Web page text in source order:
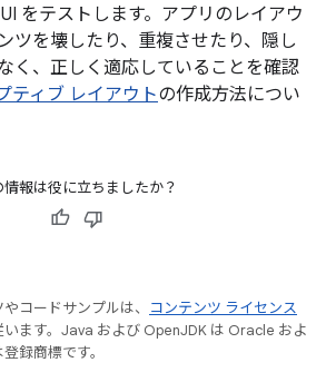
をテストします。アプリのレイアウ
ツを壊したり、重複させたり、隠し
く、正しく適応していることを確認
ティブ レイアウトの作成方法につい
情報は役に立ちましたか？
コードサンプルは、
コンテンツ ライセンス
ます。Java および OpenJDK は Oracle およ
録商標です。